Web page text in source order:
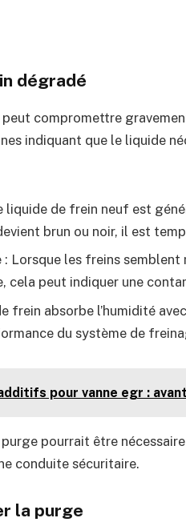
dégradé
compromettre
indiquant que le liquide
liquide de frein neuf est
brun ou noir, il est
Lorsque les freins
cela peut indiquer une
frein absorbe l’humidité
du système de
pour vanne egr :
pourrait être
conduite sécuritaire.
la purge